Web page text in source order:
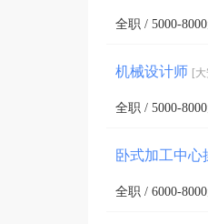
全职 / 5000-
机械设计师 [
全职 / 5000-
卧式加工中心
全职 / 6000-